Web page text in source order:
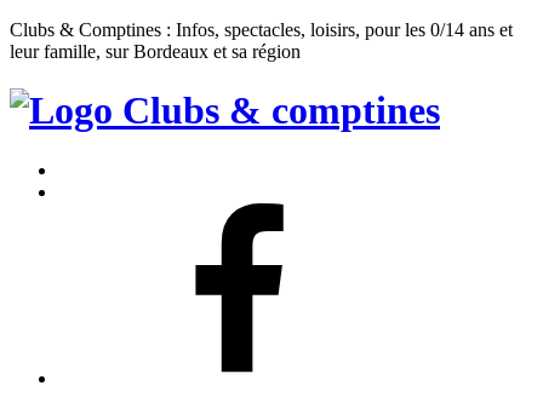
Clubs & Comptines : Infos, spectacles, loisirs, pour les 0/14 ans et
leur famille, sur Bordeaux et sa région
Clubs
Comptines